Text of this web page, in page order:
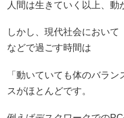
人間は生きていく以上、動
しかし、現代社会において
などで過ごす時間は
「動いていても体のバラ
スがほとんどです。